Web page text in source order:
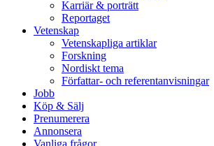
Karriär & porträtt
Reportaget
Vetenskap
Vetenskapliga artiklar
Forskning
Nordiskt tema
Författar- och referentanvisningar
Jobb
Köp & Sälj
Prenumerera
Annonsera